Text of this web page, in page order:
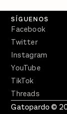
SÍGUENOS
Facebook
Twitter
Instagram
YouTube
TikTok
Threads
Gatopardo ©